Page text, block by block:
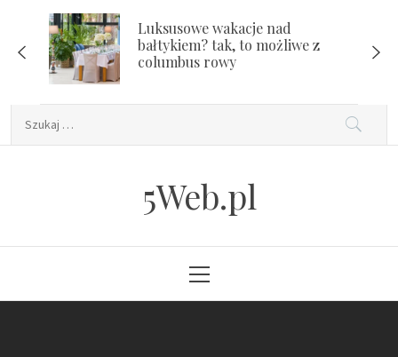
content
Luksusowe wakacje nad
bałtykiem? tak, to możliwe z
columbus rowy
5Web.pl
Menu